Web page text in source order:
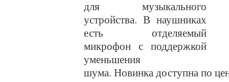
для музыкального
устройства. В наушниках
есть отделяемый
микрофон с поддержкой
уменьшения
шума. Новинка доступна по